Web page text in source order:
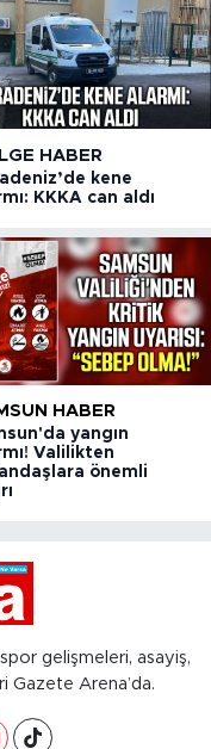
HABER
kene
KKKA can aldı
HABER
yangın
Valilikten
önemli
gelişmeleri, asayiş,
Gazete Arena’da.